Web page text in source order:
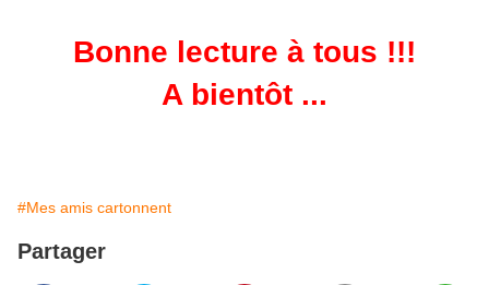
Bonne lecture à tous !!!
A bientôt ...
#Mes amis cartonnent
Partager